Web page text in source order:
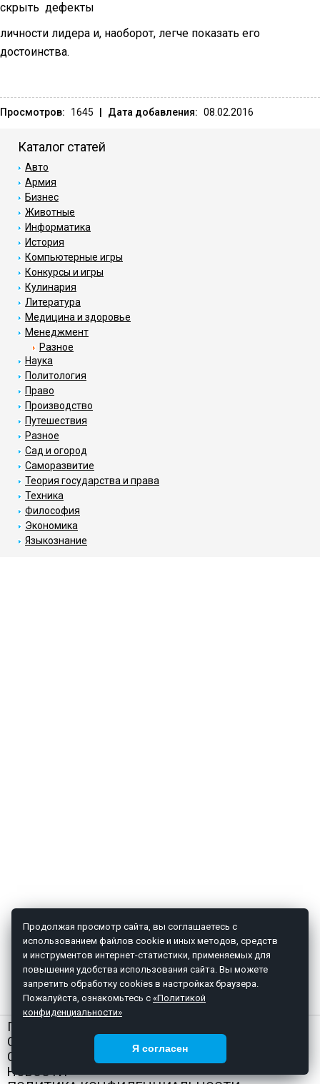
скрыть дефекты
личности лидера и, наоборот, легче показать его
достоинства.
Просмотров: 1645 Дата добавления: 08.02.2016
Каталог статей
Авто
Армия
Бизнес
Животные
Информатика
История
Компьютерные игры
Конкурсы и игры
Кулинария
Литература
Медицина и здоровье
Менеджмент
Разное
Наука
Политология
Право
Производство
Путешествия
Разное
Сад и огород
Саморазвитие
Теория государства и права
Техника
Философия
Экономика
Языкознание
ГЛАВНАЯ
О НАС
СТАТЬИ
НОВОСТИ
Продолжая просмотр сайта, вы соглашаетесь с
использованием файлов cookie и иных методов, средств
и инструментов интернет-статистики, применяемых для
повышения удобства использования сайта. Вы можете
запретить обработку cookies в настройках браузера.
Пожалуйста, ознакомьтесь с «Политикой
конфиденциальности»
Я согласен